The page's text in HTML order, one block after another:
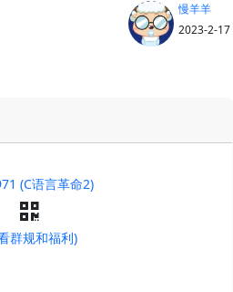
慢羊羊
2023-2-17
(C语言革命2)
群规和福利)